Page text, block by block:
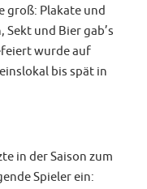
groß: Plakate und
und Bier gab’s
wurde auf
bis spät in
in der Saison zum
Spieler ein: